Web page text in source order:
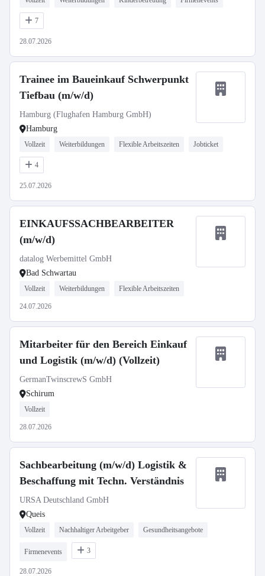
7
28.07.2026
Trainee im Baueinkauf Schwerpunkt
Tiefbau (m/w/d)
Hamburg (Flughafen Hamburg GmbH)
Hamburg
Vollzeit Weiterbildungen Flexible Arbeitszeiten Jobticket
4
25.07.2026
EINKAUFSSACHBEARBEITER
(m/w/d)
datalog Werbemittel GmbH
Bad Schwartau
Vollzeit Weiterbildungen Flexible Arbeitszeiten
24.07.2026
Mitarbeiter für den Bereich Einkauf
und Logistik (m/w/d) (Vollzeit)
GermanTwinscrewS GmbH
Schirum
Vollzeit
28.07.2026
Sachbearbeitung (m/w/d) Logistik &
Beschaffung mit Techn. Verständnis
URSA Deutschland GmbH
Queis
Vollzeit Nachhaltiger Arbeitgeber Gesundheitsangebote
Firmenevents 3
28.07.2026